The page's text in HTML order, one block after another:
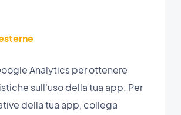
Analytics per ottenere
sull'uso della tua app. Per
della tua app, collega